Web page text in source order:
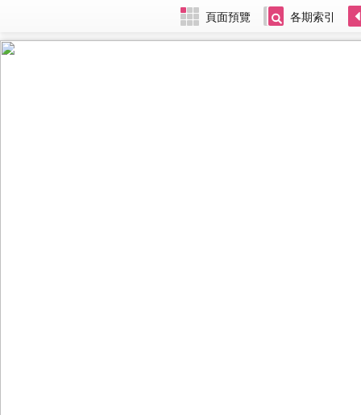
頁面預覽 各期索引